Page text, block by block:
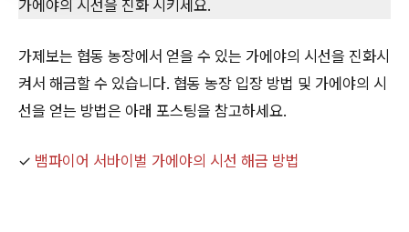
가에야의 시선을 진화 시키세요.
가제보는 협동 농장에서 얻을 수 있는 가에야의 시선을 진화시
켜서 해금할 수 있습니다. 협동 농장 입장 방법 및 가에야의 시
선을 얻는 방법은 아래 포스팅을 참고하세요.
✓ 뱀파이어 서바이벌 가에야의 시선 해금 방법